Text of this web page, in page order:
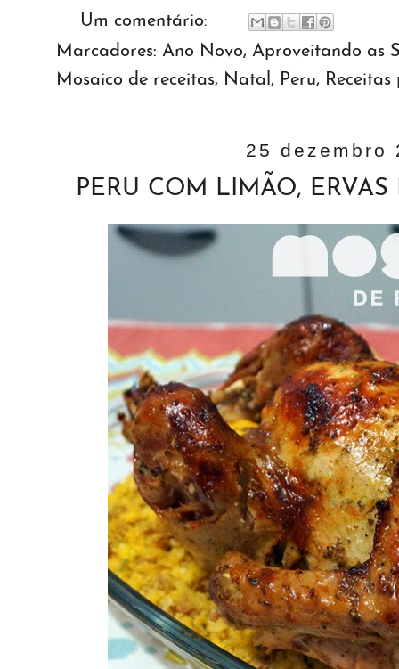
Um comentário:
Marcadores: Ano Novo, Aproveitando as
Mosaico de receitas, Natal , Peru,
25 dezembro
PERU COM LIMÃO,